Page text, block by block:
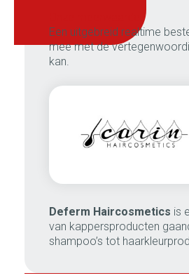
Een uitgebreid realtime
mee met de
kan.
Deferm Haircosmetics is
van kappersproducten
shampoo’s tot